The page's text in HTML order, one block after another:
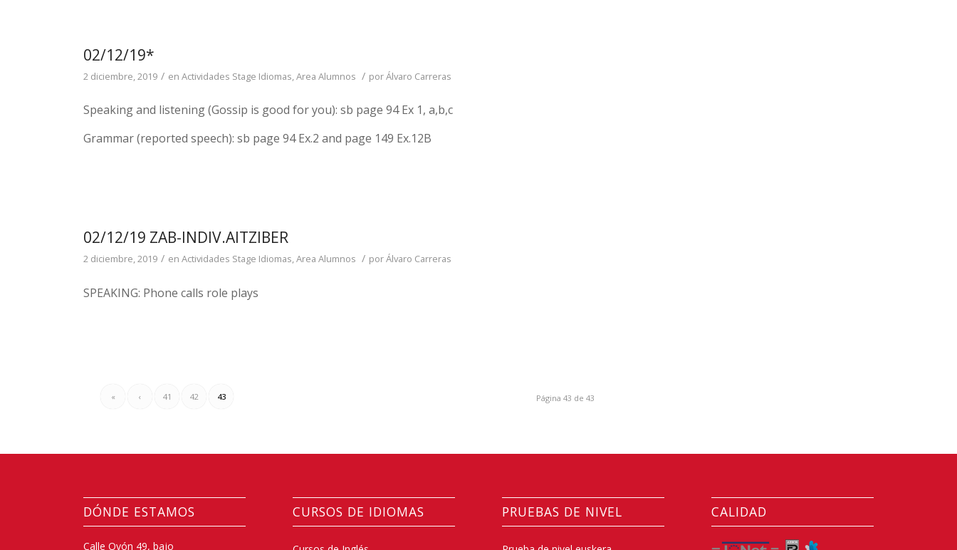
02/12/19*
2 diciembre, 2019 / enActividades Stage Idiomas,Area Alumnos / porÁlvaro Carreras
Speaking and listening (Gossip is good for you): sb page 94 Ex 1, a,b,c
Grammar (reported speech): sb page 94 Ex.2 and page 149 Ex.12B
02/12/19 ZAB-INDIV.AITZIBER
2 diciembre, 2019 / enActividades Stage Idiomas,Area Alumnos / porÁlvaro Carreras
SPEAKING: Phone calls role plays
Página 43 de 43
« ‹ 41 42 43
DÓNDE ESTAMOS
Calle Oyón 49, bajo
CURSOS DE IDIOMAS PRUEBAS DE NIVEL CALIDAD